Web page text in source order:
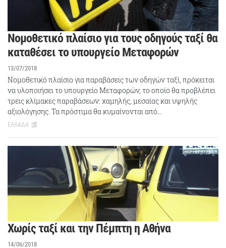
Νομοθετικό πλαίσιο για τους οδηγούς ταξί θα
καταθέσει το υπουργείο Μεταφορών
13/07/2018
Νομοθετικό πλαίσιο για παραβάσεις των οδηγών ταξί, πρόκειται
να υλοποιήσει το υπουργείο Μεταφορών, το οποίο θα προβλέπει
τρεις κλίμακες παραβάσεων: χαμηλής, μεσαίας και υψηλής
αξιολόγησης. Τα πρόστιμα θα κυμαίνονται από…
ΕΛΛΑΔΑ
Χωρίς ταξί και την Πέμπτη η Αθήνα
14/06/2018